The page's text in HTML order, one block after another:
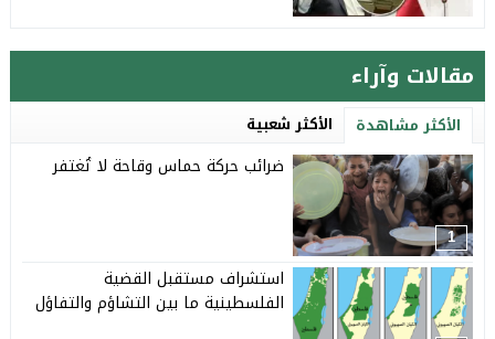
مقالات وآراء
الأكثر مشاهدة الأكثر شعبية
1
ضرائب حركة حماس وقاحة لا تُغتفر
استشراف مستقبل القضية
الفلسطينية ما بين التشاؤم والتفاؤل